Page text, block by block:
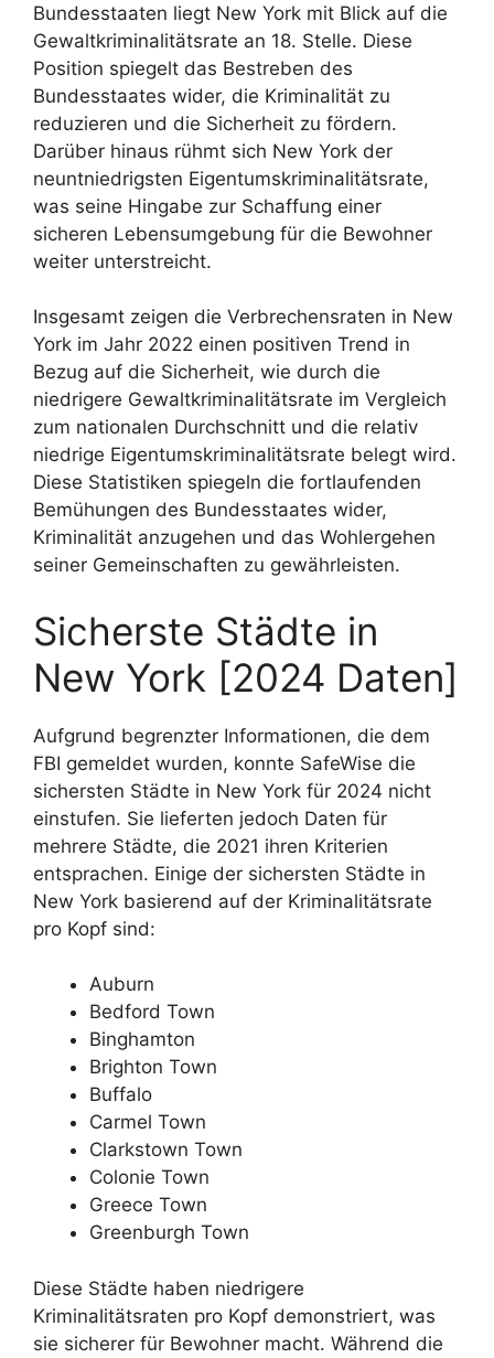
Bundesstaaten liegt New York mit Blick auf die
Gewaltkriminalitätsrate an 18. Stelle. Diese
Position spiegelt das Bestreben des
Bundesstaates wider, die Kriminalität zu
reduzieren und die Sicherheit zu fördern.
Darüber hinaus rühmt sich New York der
neuntniedrigsten Eigentumskriminalitätsrate,
was seine Hingabe zur Schaffung einer
sicheren Lebensumgebung für die Bewohner
weiter unterstreicht.
Insgesamt zeigen die Verbrechensraten in New
York im Jahr 2022 einen positiven Trend in
Bezug auf die Sicherheit, wie durch die
niedrigere Gewaltkriminalitätsrate im Vergleich
zum nationalen Durchschnitt und die relativ
niedrige Eigentumskriminalitätsrate belegt wird.
Diese Statistiken spiegeln die fortlaufenden
Bemühungen des Bundesstaates wider,
Kriminalität anzugehen und das Wohlergehen
seiner Gemeinschaften zu gewährleisten.
Sicherste Städte in
New York [2024 Daten]
Aufgrund begrenzter Informationen, die dem
FBI gemeldet wurden, konnte SafeWise die
sichersten Städte in New York für 2024 nicht
einstufen. Sie lieferten jedoch Daten für
mehrere Städte, die 2021 ihren Kriterien
entsprachen. Einige der sichersten Städte in
New York basierend auf der Kriminalitätsrate
pro Kopf sind:
Auburn
Bedford Town
Binghamton
Brighton Town
Buffalo
Carmel Town
Clarkstown Town
Colonie Town
Greece Town
Greenburgh Town
Diese Städte haben niedrigere
Kriminalitätsraten pro Kopf demonstriert, was
sie sicherer für Bewohner macht. Während die